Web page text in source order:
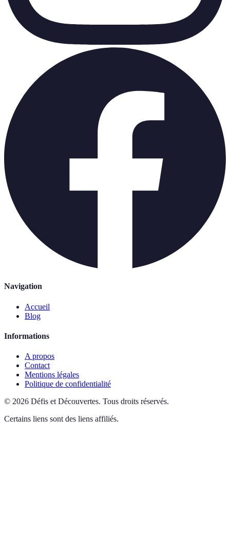
Navigation
Accueil
Blog
Informations
A propos
Contact
Mentions légales
Politique de confidentialité
© 2026 Défis et Découvertes. Tous droits réservés.
Certains liens sont des liens affiliés.